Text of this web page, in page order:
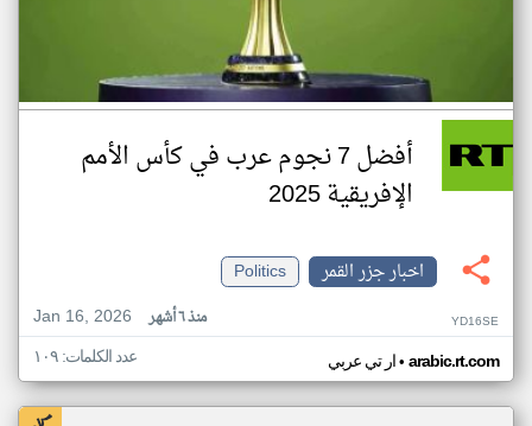
أفضل 7 نجوم عرب في كأس الأمم
الإفريقية 2025
اخبار جزر القمر
Politics
Jan 16, 2026
منذ ٦ أشهر YD16SE
ار تي عربي• arabic.rt.com عدد الكلمات: ١٠٩